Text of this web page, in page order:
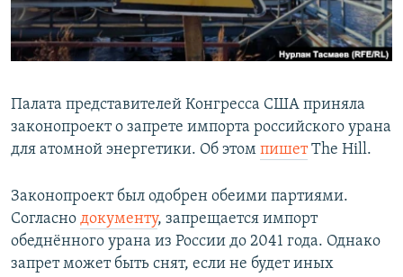
СОЦИАЛЬНЫЕ СЕТИ
Все сайты РСЕ/РС
Палата представителей Конгресса США приняла
законопроект о запрете импорта российского урана
для атомной энергетики. Об этом пишетThe Hill.
Законопроект был одобрен обеими партиями.
Согласно документу, запрещается импорт
обеднённого урана из России до 2041 года. Однако
запрет может быть снят, если не будет иных